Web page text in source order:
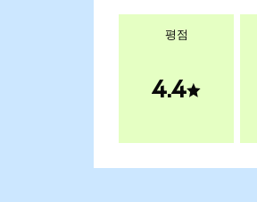
평점
4.4